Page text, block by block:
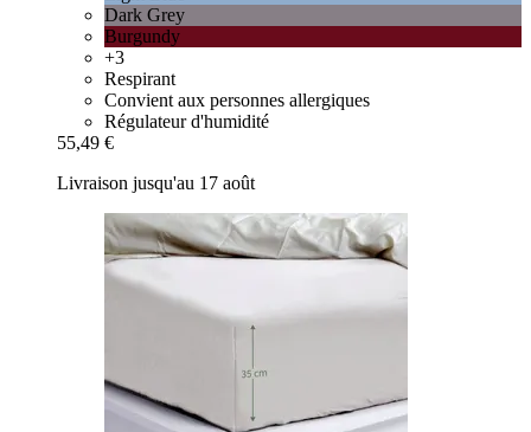
Dark Grey
Burgundy
+3
Respirant
Convient aux personnes allergiques
Régulateur d'humidité
55,49 €
Livraison jusqu'au 17 août